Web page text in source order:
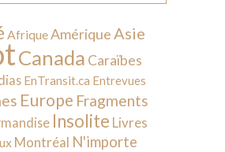
AfriqueAmérique Asie
Canada Caraïbes
EnTransit.ca Entrevues
Europe Fragments
Insolite Livres
Montréal N'importe